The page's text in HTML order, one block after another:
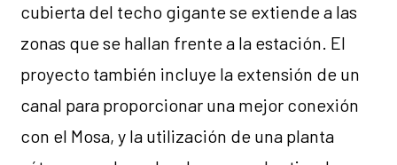
cubierta del techo gigante se extiende a las
zonas que se hallan frente a la estación. El
proyecto también incluye la extensión de un
canal para proporcionar una mejor conexión
con el Mosa, y la utilización de una planta